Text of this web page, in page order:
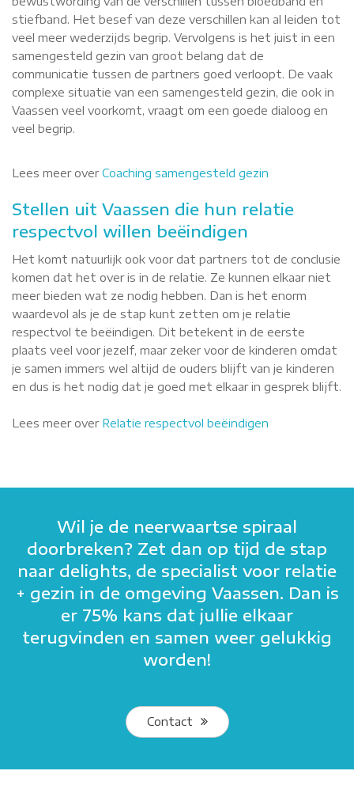
stiefband. Het besef van deze verschillen kan al leiden tot
veel meer wederzijds begrip. Vervolgens is het juist in een
samengesteld gezin van groot belang dat de
communicatie tussen de partners goed verloopt. De vaak
complexe situatie van een samengesteld gezin, die ook in
Vaassen veel voorkomt, vraagt om een goede dialoog en
veel begrip.
Lees meer overCoaching samengesteld gezin
Stellen uit Vaassen die hun relatie
respectvol willen beëindigen
Het komt natuurlijk ook voor dat partners tot de conclusie
komen dat het over is in de relatie. Ze kunnen elkaar niet
meer bieden wat ze nodig hebben. Dan is het enorm
waardevol als je de stap kunt zetten om je relatie
respectvol te beëindigen. Dit betekent in de eerste
plaats veel voor jezelf, maar zeker voor de kinderen omdat
je samen immers wel altijd de ouders blijft van je kinderen
en dus is het nodig dat je goed met elkaar in gesprek blijft.
Lees meer over Relatie respectvol beëindigen
Wil je de neerwaartse spiraal
doorbreken? Zet dan op tijd de stap
naar delights, de specialist voor relatie
+ gezin in de omgeving Vaassen. Dan is
er 75% kans dat jullie elkaar
terugvinden en samen weer gelukkig
worden!
Contact